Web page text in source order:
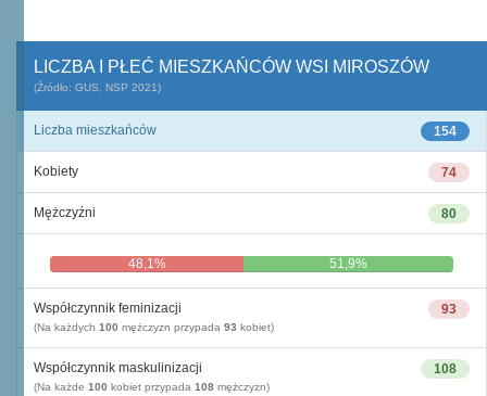
LICZBA I PŁEĆ MIESZKAŃCÓW WSI MIROSZÓW
(Źródło: GUS, NSP 2021)
154
Liczba mieszkańców
74
Kobiety
80
Mężczyźni
48,1% 51,9%
93
Współczynnik feminizacji
(Na każdych 100 mężczyzn przypada 93 kobiet)
108
Współczynnik maskulinizacji
(Na każde 100 kobiet przypada 108 mężczyzn)